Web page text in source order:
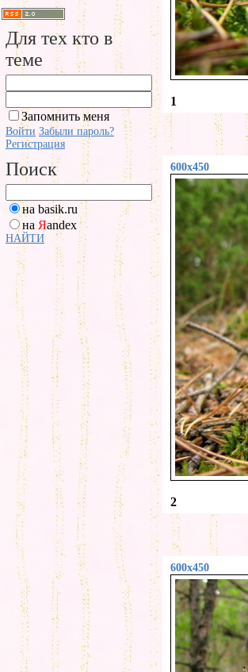
Для тех кто в
теме
Запомнить меня
Войти Забыли пароль?
Регистрация
Поиск
на basik.ru
на Яandex
НАЙТИ
1
600x450
2
600x450